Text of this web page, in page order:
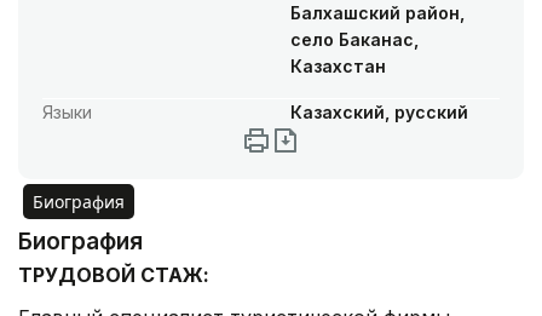
Балхашский район,
село Баканас,
Казахстан
Языки Казахский, русский
Биография
Биография
ТРУДОВОЙ СТАЖ: